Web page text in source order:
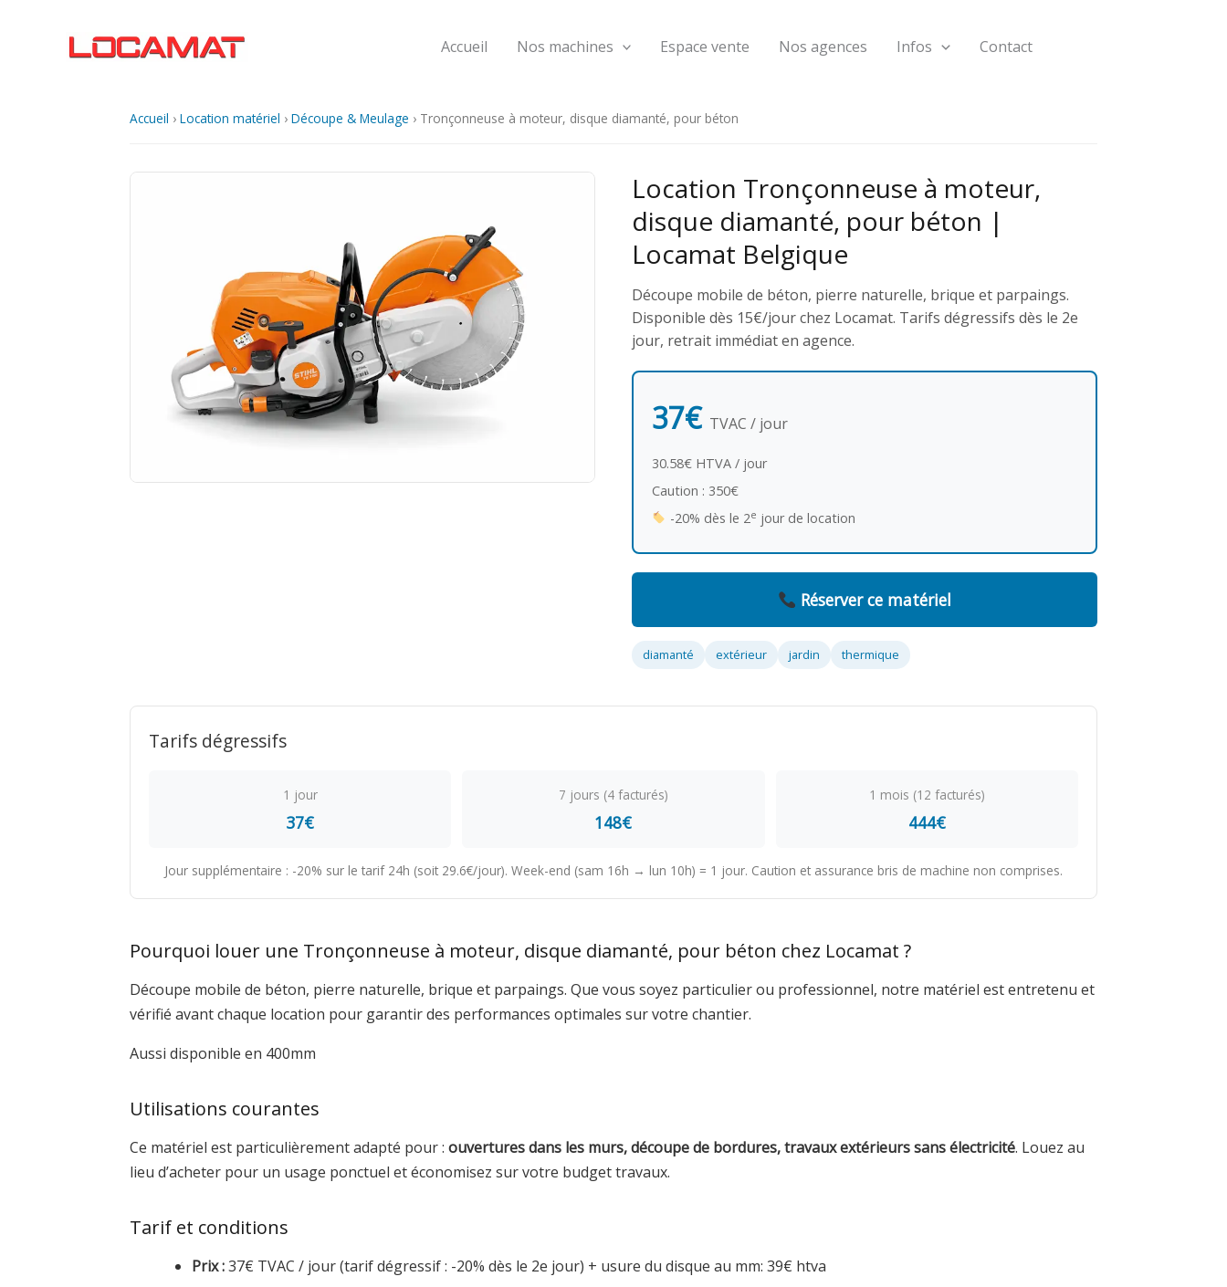
Accueil Nos machines Espace vente Nos agences Infos Contact
Accueil › Location matériel › Découpe & Meulage › Tronçonneuse à moteur, disque diamanté, pour béton
Location Tronçonneuse à moteur,
disque diamanté, pour béton |
Locamat Belgique
Découpe mobile de béton, pierre naturelle, brique et parpaings.
Disponible dès 15€/jour chez Locamat. Tarifs dégressifs dès le 2e
jour, retrait immédiat en agence.
37€ TVAC / jour
30.58€ HTVA / jour
Caution : 350€
-20% dès le 2e jour de location
Réserver ce matériel
diamanté extérieur jardin thermique
Tarifs dégressifs
1 jour
37€
7 jours (4 facturés)
148€
1 mois (12 facturés)
444€
Jour supplémentaire : -20% sur le tarif 24h (soit 29.6€/jour). Week-end (sam 16h → lun 10h) = 1 jour. Caution et assurance bris de machine non comprises.
Pourquoi louer une Tronçonneuse à moteur, disque diamanté, pour béton chez Locamat ?
Découpe mobile de béton, pierre naturelle, brique et parpaings. Que vous soyez particulier ou professionnel, notre matériel est entretenu et
vérifié avant chaque location pour garantir des performances optimales sur votre chantier.
Aussi disponible en 400mm
Utilisations courantes
Ce matériel est particulièrement adapté pour : ouvertures dans les murs, découpe de bordures, travaux extérieurs sans électricité. Louez au
lieu d’acheter pour un usage ponctuel et économisez sur votre budget travaux.
Tarif et conditions
Prix :37€ TVAC / jour (tarif dégressif : -20% dès le 2e jour) + usure du disque au mm: 39€ htva